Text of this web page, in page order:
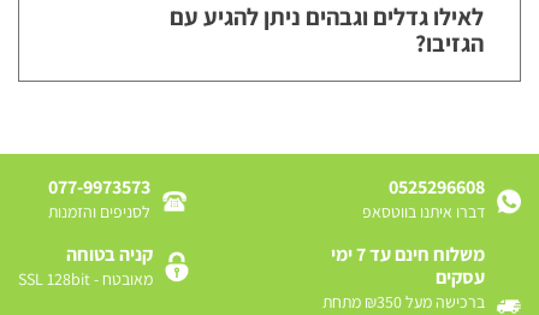
לאילו גדלים וגבהים ניתן להגיע עם
הגזיבו?
0525296608
דברו איתנו בווטסאפ
077-9973573
לסניפים והזמנות
משלוח חינם עד 7 ימי
עסקים
ברכישה מעל ₪350 מתחת
קניה בטוחה
מאובטח - SSL 128bit